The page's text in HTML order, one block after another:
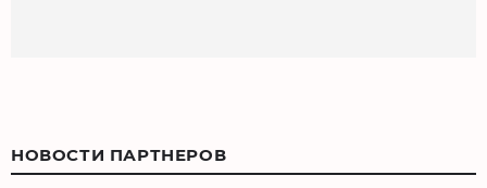
НОВОСТИ ПАРТНЕРОВ